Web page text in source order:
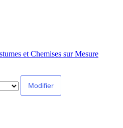
et Chemises sur Mesure